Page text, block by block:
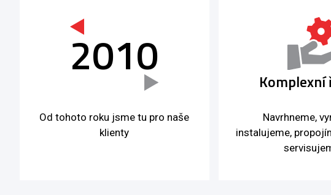
2010
Od tohoto roku jsme tu pro naše
klienty
Komplexní
Navrhneme,
instalujeme,